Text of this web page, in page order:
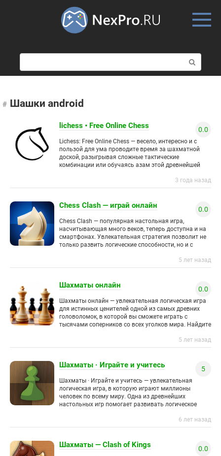
о
и
Шашки android
lichess • Free Online Chess 0.0
Lichess: Free Online Chess — весело, интересно и с
пользой для ума проводите время за шахматной
доской, разыгрывая сложные тактические
комбинации или обучаясь азам этой древнейшей
3 года назад
Chess Clash — играй онлайн 0.0
Chess Clash — популярная настольная игра,
насчитывающая много веков, теперь доступна и на
смартфонах. Увлекательная стратегия позволит не
только развить логические способности, но и с
5 лет назад
Шахматы онлайн 0.0
Шахматы онлайн — увлекательная логическая игра
для истинных ценителей одной из самых древних
головоломок, в которой вы сможете играть с
тысячами соперников со всех уголков мира. Найдите
5 лет назад
Шахматы · Играйте и учитесь 5
Шахматы · Играйте и учитесь — увлекательная
логическая игра, в которую играют миллионы
человек по всему миру. Одна из древнейших
настольных игр помогает развивать логическое
6 лет назад
Шахматы — Clash of Kings 0.0